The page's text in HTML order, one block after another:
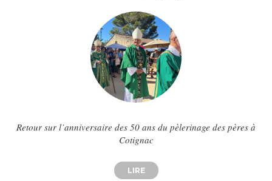
Retour sur l’anniversaire des 50 ans du pèlerinage des pères à
Cotignac
LIREABOUT RETOUR SUR